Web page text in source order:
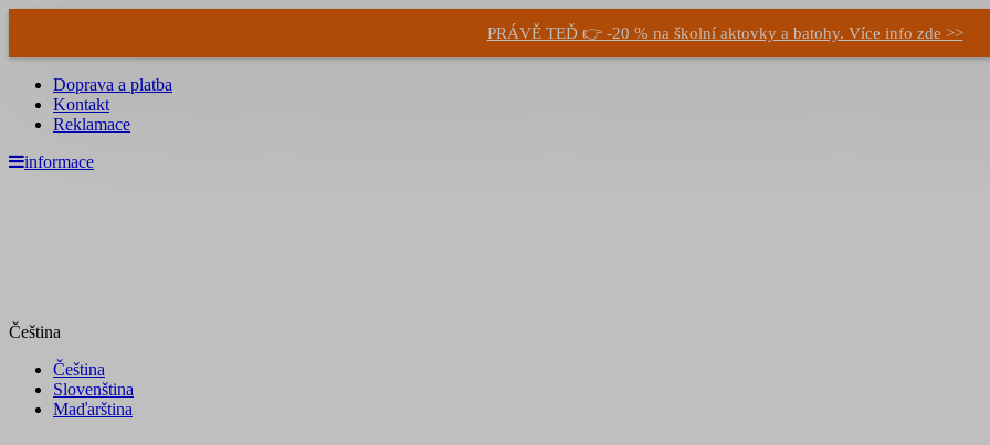
PRÁVĚ TEĎ 👉 -20 % na školní aktovky a batohy. Více info zde >>
Doprava a platba
Kontakt
Reklamace
informace
Čeština
Čeština
Slovenština
Maďarština